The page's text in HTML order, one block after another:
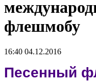
флешмобу
16:40 04.12.2016
Песенный